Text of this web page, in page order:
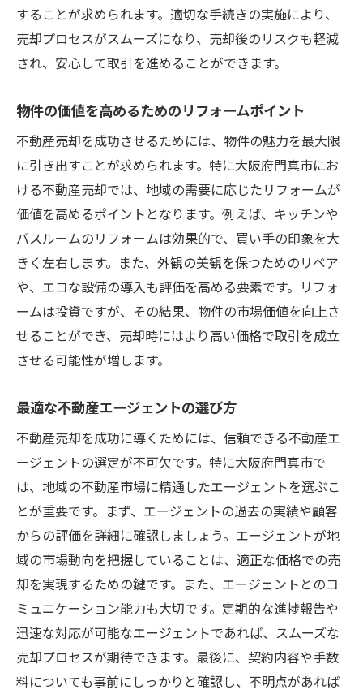
することが求められます。適切な手続きの実施により、
売却プロセスがスムーズになり、売却後のリスクも軽減
され、安心して取引を進めることができます。
物件の価値を高めるためのリフォームポイント
不動産売却を成功させるためには、物件の魅力を最大限
に引き出すことが求められます。特に大阪府門真市にお
ける不動産売却では、地域の需要に応じたリフォームが
価値を高めるポイントとなります。例えば、キッチンや
バスルームのリフォームは効果的で、買い手の印象を大
きく左右します。また、外観の美観を保つためのリペア
や、エコな設備の導入も評価を高める要素です。リフォ
ームは投資ですが、その結果、物件の市場価値を向上さ
せることができ、売却時にはより高い価格で取引を成立
させる可能性が増します。
最適な不動産エージェントの選び方
不動産売却を成功に導くためには、信頼できる不動産エ
ージェントの選定が不可欠です。特に大阪府門真市で
は、地域の不動産市場に精通したエージェントを選ぶこ
とが重要です。まず、エージェントの過去の実績や顧客
からの評価を詳細に確認しましょう。エージェントが地
域の市場動向を把握していることは、適正な価格での売
却を実現するための鍵です。また、エージェントとのコ
ミュニケーション能力も大切です。定期的な進捗報告や
迅速な対応が可能なエージェントであれば、スムーズな
売却プロセスが期待できます。最後に、契約内容や手数
料についても事前にしっかりと確認し、不明点があれば